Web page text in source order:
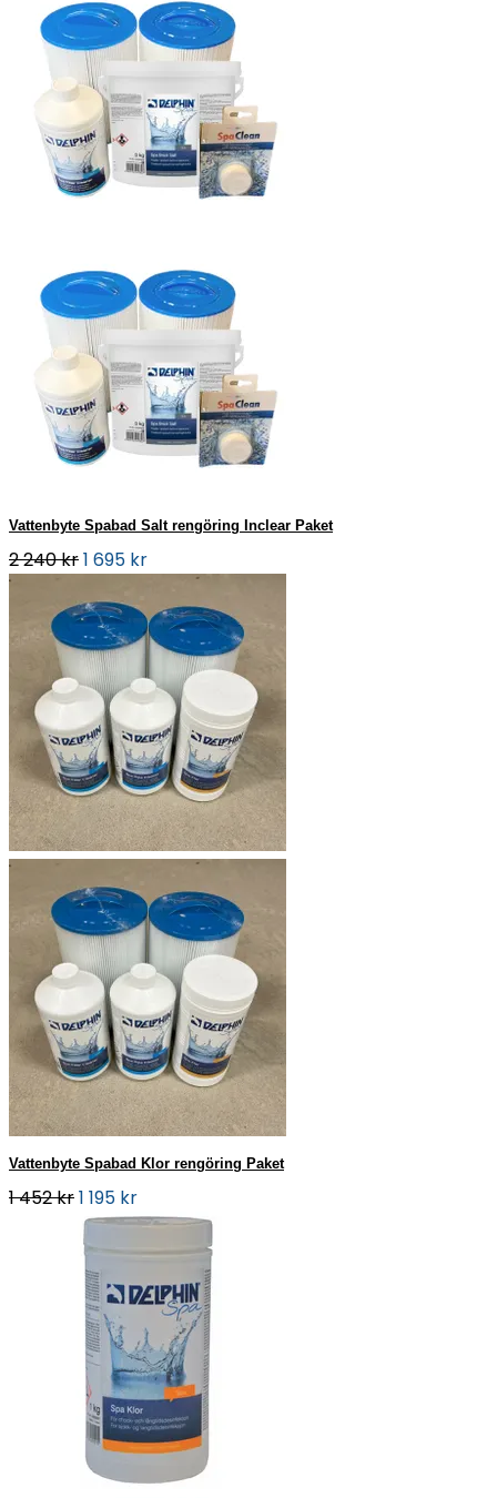
Vattenbyte Spabad Salt rengöring Inclear Paket
2 240 kr1 695 kr
Vattenbyte Spabad Klor rengöring Paket
1 452 kr1 195 kr